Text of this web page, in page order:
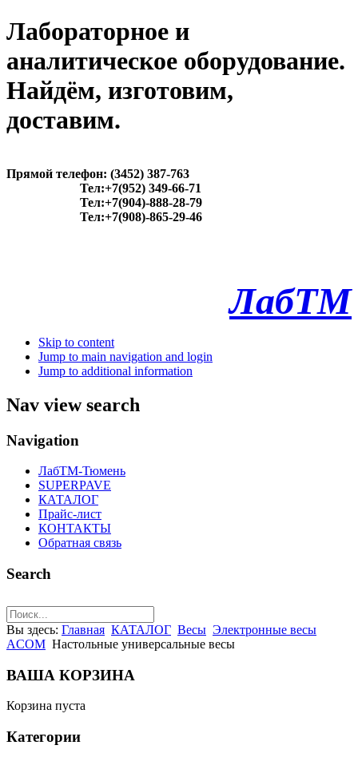
Лабораторное и
аналитическое оборудование.
Найдём, изготовим,
доставим.
Прямой телефон: (3452) 387-763
Тел:+7(952) 349-66-71
Тел:+7(904)-888-28-79
Тел:+7(908)-865-29-46
ЛабТМ
Skip to content
Jump to main navigation and login
Jump to additional information
Nav view search
Navigation
ЛабТМ-Тюмень
SUPERPAVE
КАТАЛОГ
Прайс-лист
КОНТАКТЫ
Обратная связь
Search
Вы здесь: Главная КАТАЛОГ Весы Электронные весы
ACOM Настольные универсальные весы
ВАША КОРЗИНА
Корзина пуста
Категории